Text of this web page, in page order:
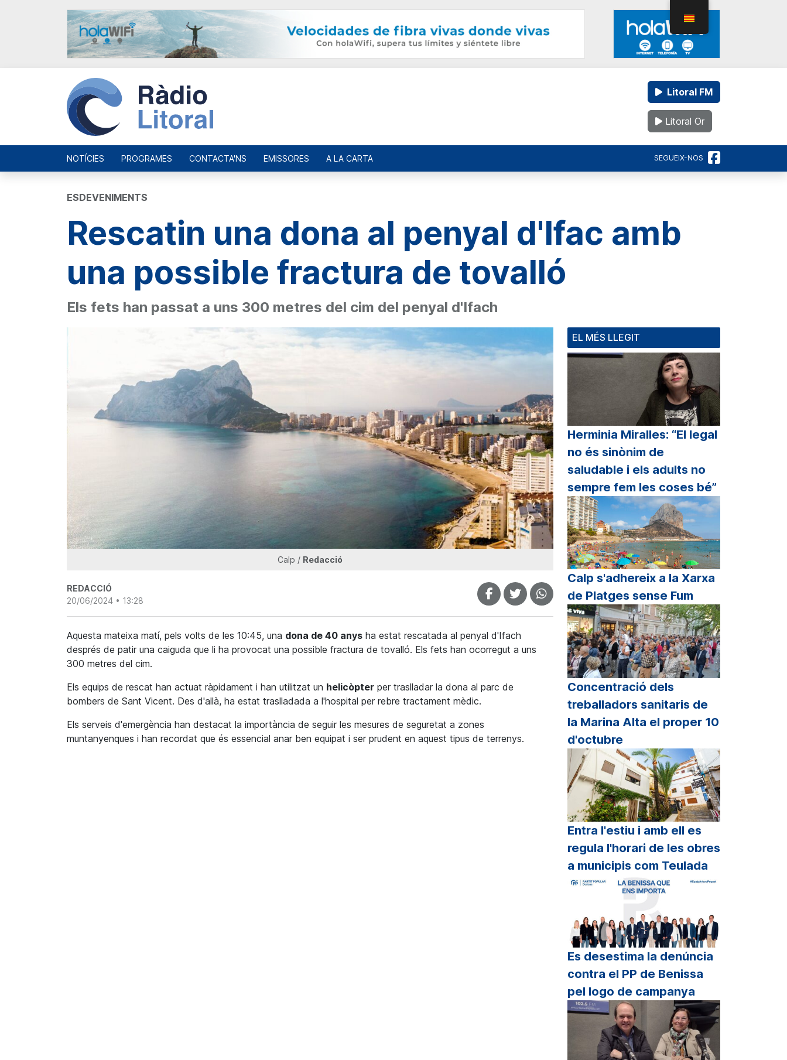
Litoral FM
Litoral Or
NOTÍCIES PROGRAMES CONTACTA'NS EMISSORES A LA CARTA SEGUEIX-NOS
ESDEVENIMENTS
Rescatin una dona al penyal d'Ifac amb
una possible fractura de tovalló
Els fets han passat a uns 300 metres del cim del penyal d'Ifach
Calp / Redacció
REDACCIÓ
20/06/2024 • 13:28
Aquesta mateixa matí, pels volts de les 10:45, una dona de 40 anys ha estat rescatada al penyal d'Ifach
després de patir una caiguda que li ha provocat una possible fractura de tovalló. Els fets han ocorregut a uns
300 metres del cim.
Els equips de rescat han actuat ràpidament i han utilitzat un helicòpter per traslladar la dona al parc de
bombers de Sant Vicent. Des d'allà, ha estat traslladada a l'hospital per rebre tractament mèdic.
Els serveis d'emergència han destacat la importància de seguir les mesures de seguretat a zones
muntanyenques i han recordat que és essencial anar ben equipat i ser prudent en aquest tipus de terrenys.
EL MÉS LLEGIT
Herminia Miralles: “El legal
no és sinònim de
saludable i els adults no
sempre fem les coses bé”
Calp s'adhereix a la Xarxa
de Platges sense Fum
Concentració dels
treballadors sanitaris de
la Marina Alta el proper 10
d'octubre
Entra l'estiu i amb ell es
regula l'horari de les obres
a municipis com Teulada
Es desestima la denúncia
contra el PP de Benissa
pel logo de campanya